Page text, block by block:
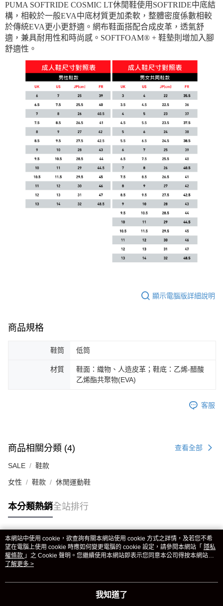
PUMA SOFTRIDE COSMIC LT休閒鞋使用SOFTRIDE中底結
構，相較於一般EVA中底材質更加柔軟，整體密度係數相較
於傳統EVA更小更舒適。網布鞋面搭配合成皮革，透氣舒
適，兼具耐用性和時尚感。SOFTFOAM® + 鞋墊則增加入腳
舒適性。
顯示電腦版詳細說明
商品規格
鞋筒 低筒
材質
鞋面：織物、人造皮革；鞋底：乙烯-醋酸
乙烯酯共聚物(EVA)
客服
商品相關分類 (4) 查看全部
SALE 鞋款
女性 鞋款 休閒運動鞋
本分類熱銷全站排行
熱門標籤
本網站中使用 cookie，欲查詢有關本網站使用 cookie 方式之詳情，及若您不希
望在電腦上使用 cookie 時應如何變更電腦的 cookie 設定，請參閱本網站「 隱私
權條款 」之 Cookie 聲明。您繼續使用本網站即表示您同意本公司得按本網站使
用條款之 Cookie 聲明使用 cookie。
了解更多 >
我知道了